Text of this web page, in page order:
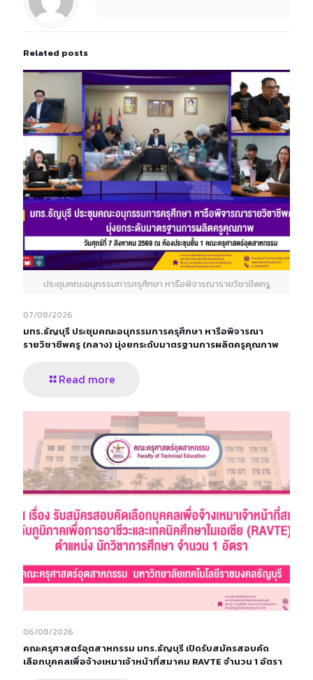
Related posts
ประชุมคณะอนุกรรมการครุศึกษา หารือพิจารณารายวิชาชีพครู
07/08/2026
มทร.ธัญบุรี ประชุมคณะอนุกรรมการครุศึกษา หารือพิจารณา
รายวิชาชีพครู (กลาง) มุ่งยกระดับมาตรฐานการผลิตครูคุณภาพ
Read more
06/08/2026
คณะครุศาสตร์อุตสาหกรรม มทร.ธัญบุรี เปิดรับสมัครสอบคัด
เลือกบุคคลเพื่อจ้างเหมาเจ้าหน้าที่สมาคม RAVTE จำนวน 1 อัตรา